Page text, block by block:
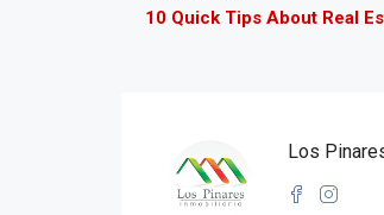
10 Quick Tips About Real
Los